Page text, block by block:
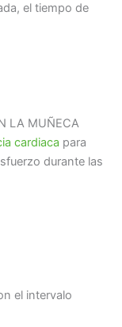
el tiempo de
LA MUÑECA
cardiaca para
durante las
el intervalo